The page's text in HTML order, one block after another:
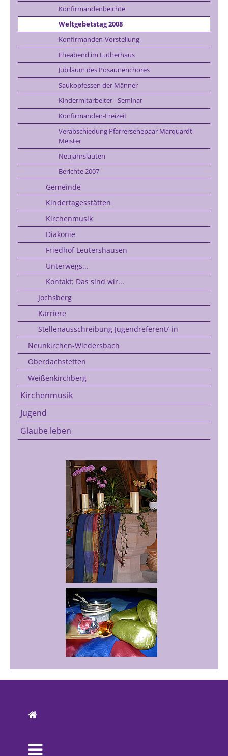
Konfirmandenbeichte
Weltgebetstag 2008
Konfirmanden-Vorstellung
Eheabend im Lutherhaus
Jubiläum des Posaunenchores
Saukopfessen der Männer
Kindermitarbeiter - Seminar
Konfirmanden-Freizeit
Verabschiedung Pfarrersehepaar Marquardt-
Meister
Neujahrsläuten
Berichte 2007
Gemeinde
Kindertagesstätten
Kirchenmusik
Diakonie
Friedhof Leutershausen
Unterwegs...
Kontakt: Das sind wir...
Jochsberg
Karriere
Stellenausschreibung Jugendreferent/-in
Neunkirchen-Wiedersbach
Oberdachstetten
Weißenkirchberg
Kirchenmusik
Jugend
Glaube leben